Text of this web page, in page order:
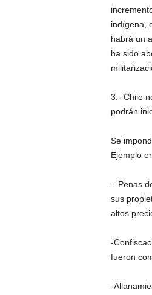
indígena,
habrá un
ha sido
3.- Chile
podrán
Se
Ejemplo
– Penas
sus
altos
-
fueron
-